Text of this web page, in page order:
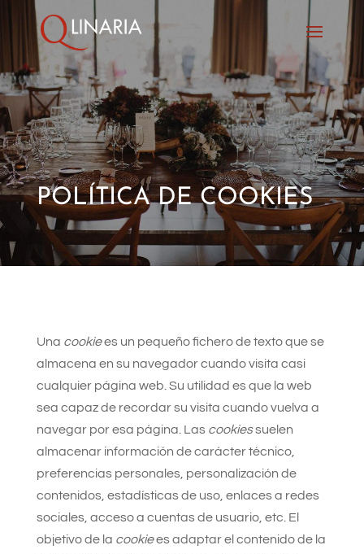
POLÍTICA DE COOKIES
Una cookiees un pequeño fichero de texto que se
almacena en su navegador cuando visita casi
cualquier página web. Su utilidad es que la web
sea capaz de recordar su visita cuando vuelva a
navegar por esa página. Las cookiessuelen
almacenar información de carácter técnico,
preferencias personales, personalización de
contenidos, estadísticas de uso, enlaces a redes
sociales, acceso a cuentas de usuario, etc. El
objetivo de la cookiees adaptar el contenido de la